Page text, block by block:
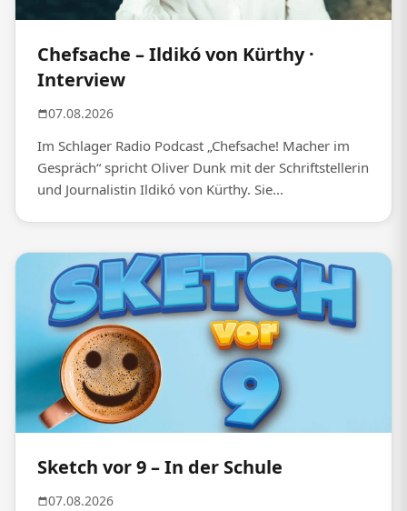
Chefsache – Ildikó von Kürthy ·
Interview
07.08.2026
Im Schlager Radio Podcast „Chefsache! Macher im
Gespräch“ spricht Oliver Dunk mit der Schriftstellerin
und Journalistin Ildikó von Kürthy. Sie...
Sketch vor 9 – In der Schule
07.08.2026